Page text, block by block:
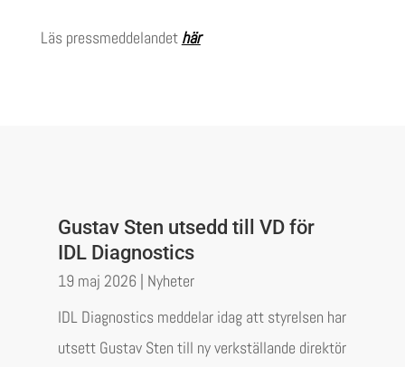
Läs pressmeddelandet här
Gustav Sten utsedd till VD för
IDL Diagnostics
19 maj 2026| Nyheter
IDL Diagnostics meddelar idag att styrelsen har
utsett Gustav Sten till ny verkställande direktör